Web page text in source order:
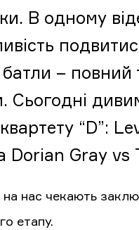
В одному
батли – повний
Сьогодні
“D”:
Dorian Gray vs
нас чекають
етапу.